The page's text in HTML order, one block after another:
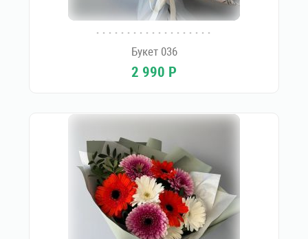
Букет 036
2 990 Р